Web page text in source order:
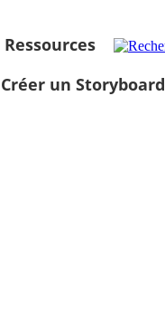
Ressources
Créer un Storyboard